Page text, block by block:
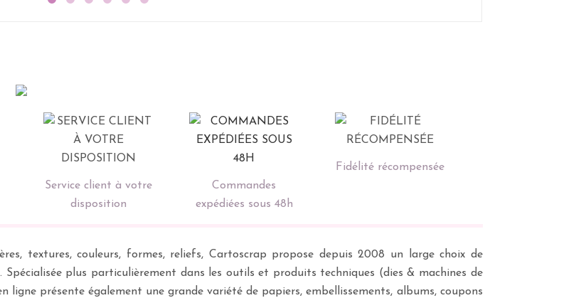
Service client à votre
disposition
Commandes
expédiées sous 48h
Fidélité récompensée
textures, couleurs, formes, reliefs, Cartoscrap propose depuis 2008 un large choix de
plus particulièrement dans les outils et produits techniques (dies & machines de
ligne présente également une grande variété de papiers, embellissements, albums, coupons